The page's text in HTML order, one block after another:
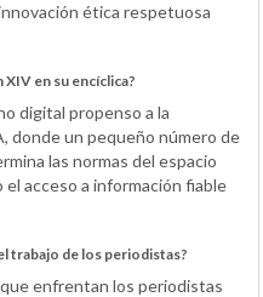
ética respetuosa
en su encíclica?
digital propenso a la
donde un pequeño número de
las normas del espacio
acceso a información fiable
trabajo de los periodistas?
enfrentan los periodistas